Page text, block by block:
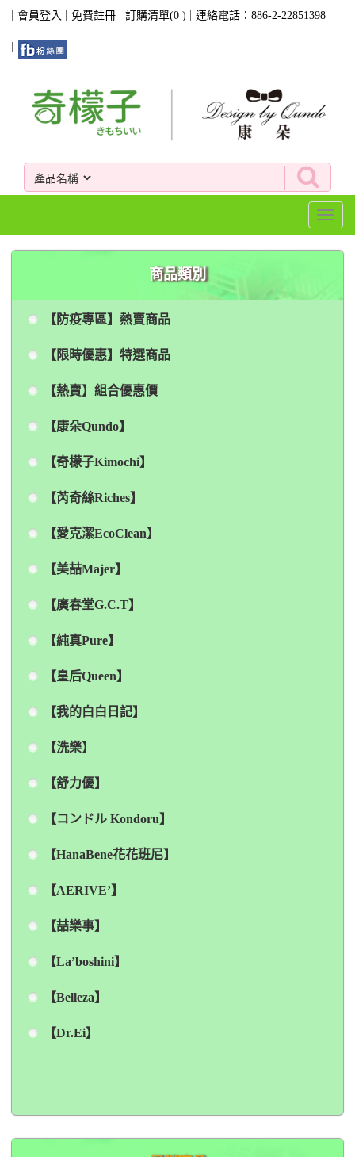
會員登入 免費註冊 訂購清單(0 ) 連絡電話：886-2-22851398
Toggle
商品類別
【防疫專區】熱賣商品
【限時優惠】特選商品
【熱賣】組合優惠價
【康朵Qundo】
【奇檬子Kimochi】
【芮奇絲Riches】
【愛克潔EcoClean】
【美喆Majer】
【廣春堂G.C.T】
【純真Pure】
【皇后Queen】
【我的白白日記】
【洗樂】
【舒力優】
【コンドル Kondoru】
【HanaBene花花班尼】
【AERIVE’】
【喆樂事】
【La’boshini】
【Belleza】
【Dr.Ei】